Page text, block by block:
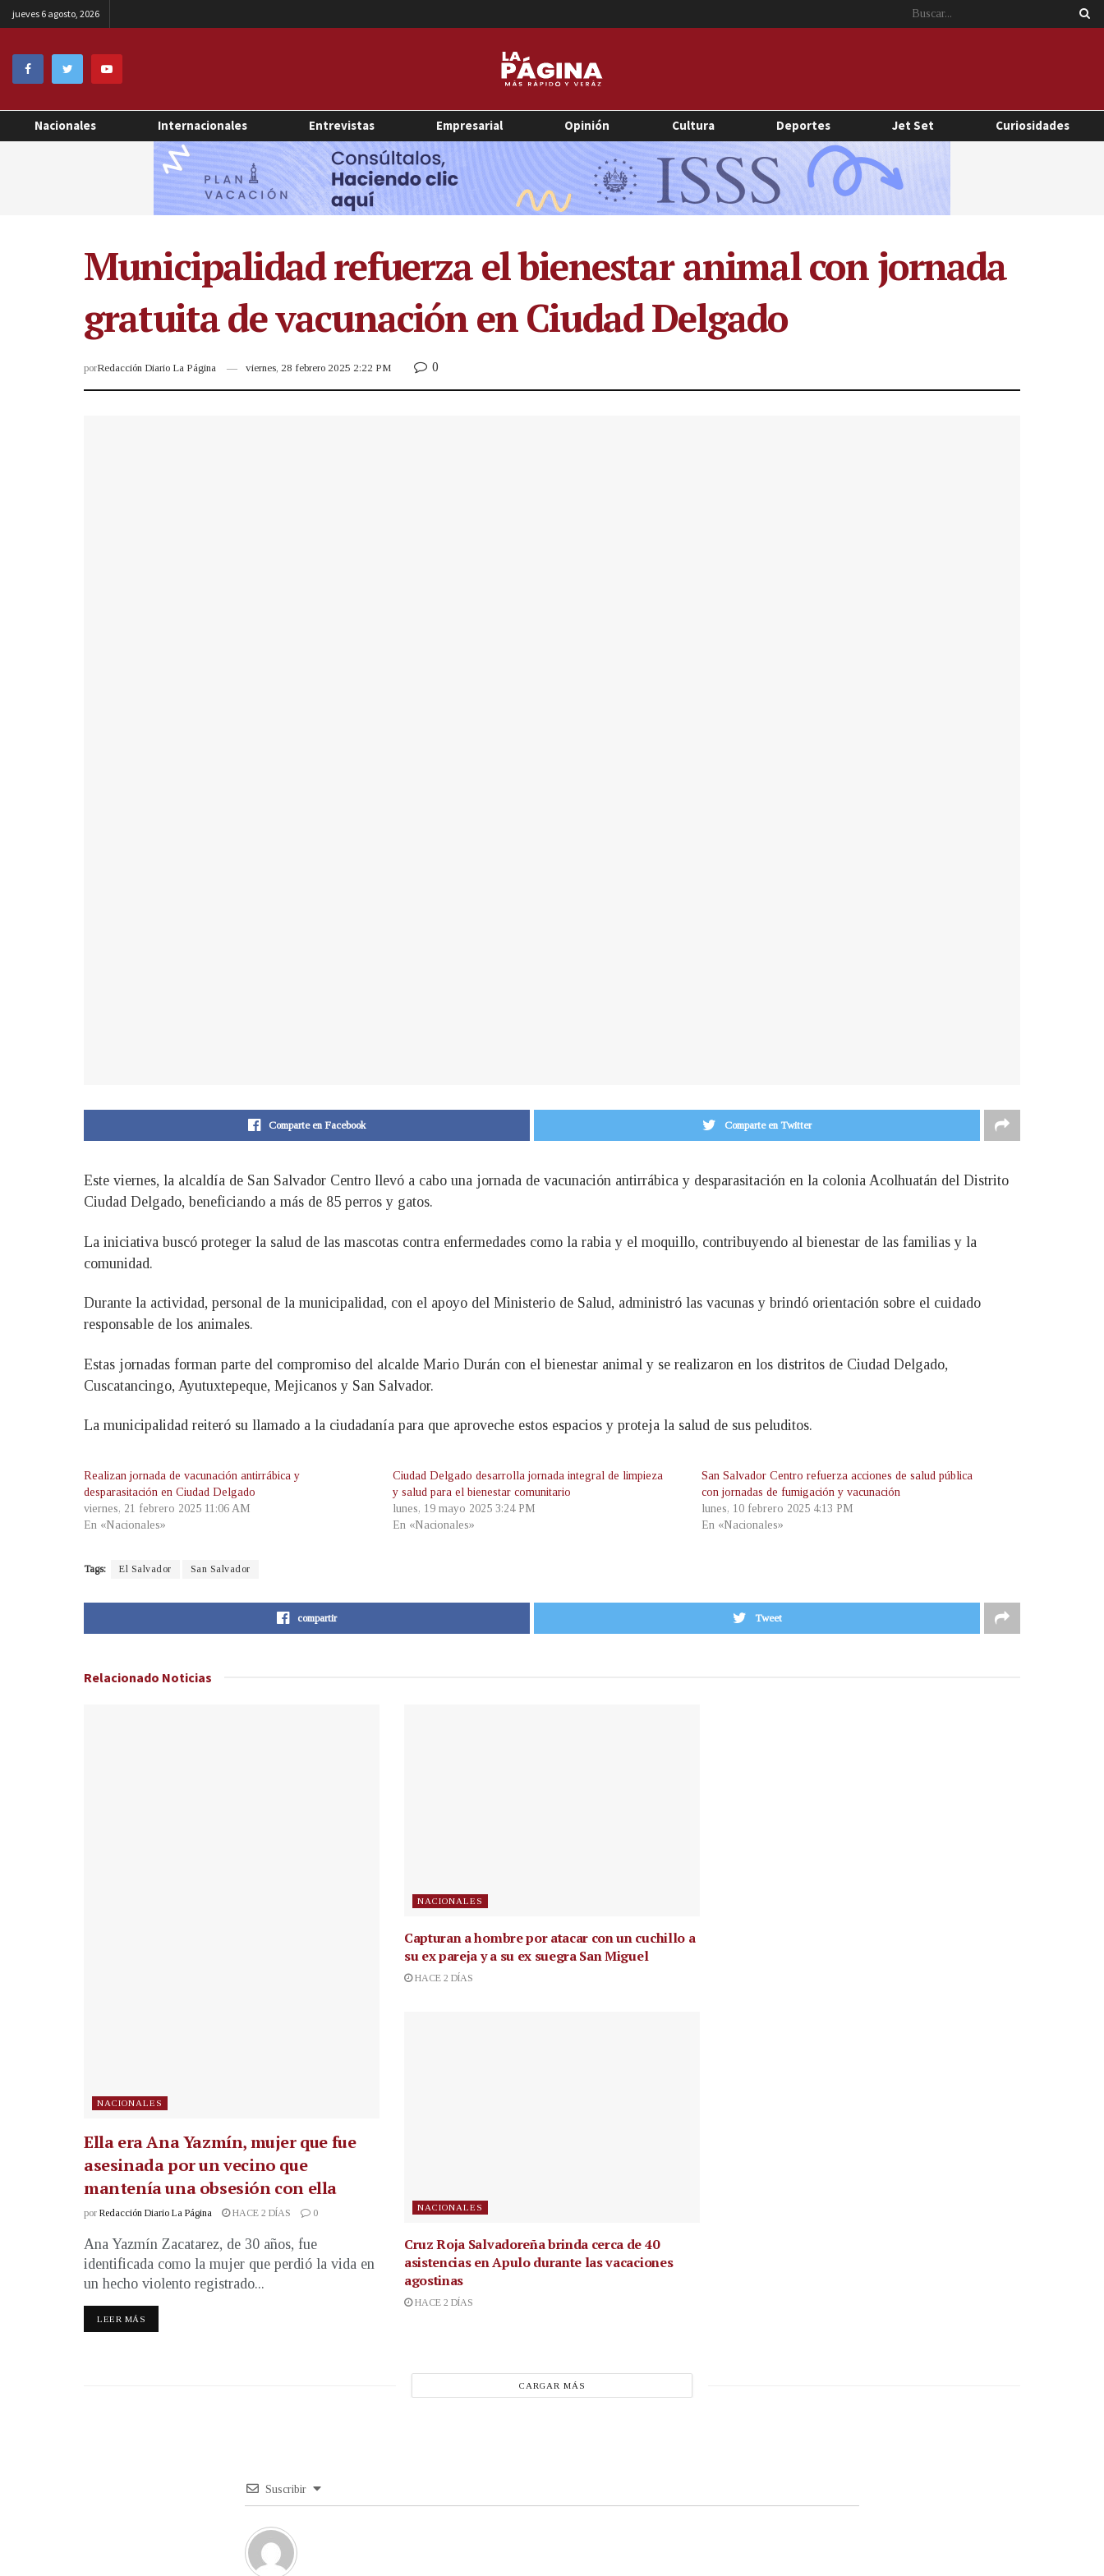
jueves 6 agosto, 2026
Nacionales Internacionales Entrevistas Empresarial Opinión Cultura Deportes Jet Set Curiosidades
Municipalidad refuerza el bienestar animal con jornada
gratuita de vacunación en Ciudad Delgado
porRedacción Diario La Página viernes, 28 febrero 2025 2:22 PM 0
Comparte en Facebook Comparte en Twitter
Este viernes, la alcaldía de San Salvador Centro llevó a cabo una jornada de vacunación antirrábica y desparasitación en la colonia Acolhuatán del Distrito
Ciudad Delgado, beneficiando a más de 85 perros y gatos.
La iniciativa buscó proteger la salud de las mascotas contra enfermedades como la rabia y el moquillo, contribuyendo al bienestar de las familias y la
comunidad.
Durante la actividad, personal de la municipalidad, con el apoyo del Ministerio de Salud, administró las vacunas y brindó orientación sobre el cuidado
responsable de los animales.
Estas jornadas forman parte del compromiso del alcalde Mario Durán con el bienestar animal y se realizaron en los distritos de Ciudad Delgado,
Cuscatancingo, Ayutuxtepeque, Mejicanos y San Salvador.
La municipalidad reiteró su llamado a la ciudadanía para que aproveche estos espacios y proteja la salud de sus peluditos.
Realizan jornada de vacunación antirrábica y
desparasitación en Ciudad Delgado
viernes, 21 febrero 2025 11:06 AM
En «Nacionales»
Ciudad Delgado desarrolla jornada integral de limpieza
y salud para el bienestar comunitario
lunes, 19 mayo 2025 3:24 PM
En «Nacionales»
San Salvador Centro refuerza acciones de salud pública
con jornadas de fumigación y vacunación
lunes, 10 febrero 2025 4:13 PM
En «Nacionales»
Tags: El Salvador San Salvador
compartir Tweet
Relacionado Noticias
NACIONALES
Ella era Ana Yazmín, mujer que fue
asesinada por un vecino que
mantenía una obsesión con ella
por Redacción Diario La Página HACE 2 DÍAS 0
Ana Yazmín Zacatarez, de 30 años, fue
identificada como la mujer que perdió la vida en
un hecho violento registrado...
LEER MÁS
NACIONALES
Capturan a hombre por atacar con un cuchillo a
su ex pareja y a su ex suegra San Miguel
HACE 2 DÍAS
NACIONALES
Cruz Roja Salvadoreña brinda cerca de 40
asistencias en Apulo durante las vacaciones
agostinas
HACE 2 DÍAS
CARGAR MÁS
Suscribir